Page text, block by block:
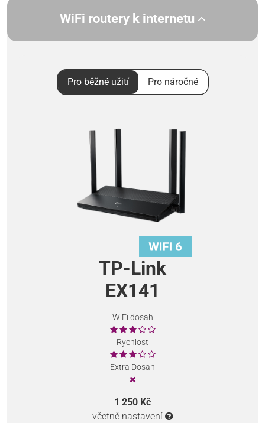
WiFi routery k internetu
Pro běžné užití Pro náročné
TP-Link
EX141
WiFi dosah
Rychlost
Extra Dosah
1 250 Kč
včetně nastavení